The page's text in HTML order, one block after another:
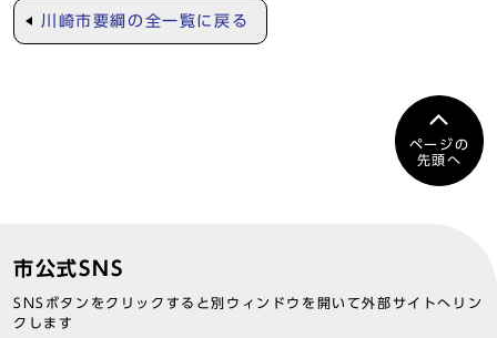
川崎市要綱の全一覧に戻る
ページの
先頭へ
市公式SNS
SNSボタンをクリックすると別ウィンドウを開いて外部サイトへリン
クします